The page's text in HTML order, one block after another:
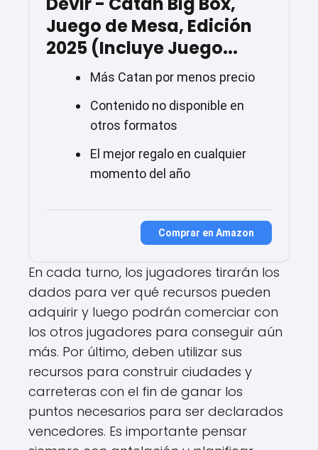
Juego de Mesa, Edición
2025 (Incluye Juego...
Más Catan por menos precio
Contenido no disponible en
otros formatos
El mejor regalo en cualquier
momento del año
Comprar en Amazon
En cada turno, los jugadores tirarán los
dados para ver qué recursos pueden
adquirir y luego podrán comerciar con
los otros jugadores para conseguir aún
más. Por último, deben utilizar sus
recursos para construir ciudades y
carreteras con el fin de ganar los
puntos necesarios para ser declarados
vencedores. Es importante pensar